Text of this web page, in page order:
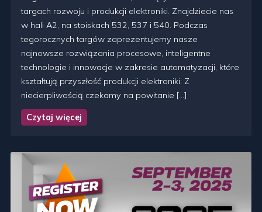
targach rozwoju i produkcji elektroniki. Znajdziecie nas
w hali A2, na stoiskach 532, 537 i 540. Podczas
tegorocznych targów zaprezentujemy nasze
najnowsze rozwiązania procesowe, inteligentne
technologie i innowacje w zakresie automatyzacji, które
kształtują przyszłość produkcji elektroniki. Z
niecierpliwością czekamy na powitanie […]
Czytaj więcej